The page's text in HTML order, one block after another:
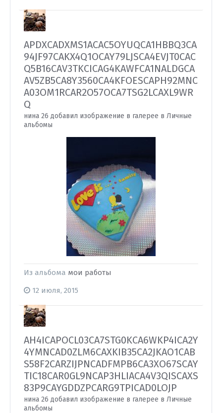
APDXCADXMS1ACAC5OYUQCA1HBBQ3CA
94JF97CAKX4Q1OCAY79LJSCA4EVJT0CAC
Q5B16CAV3TKCICAG4KAWFCA1NALDGCA
AV5ZB5CA8Y3560CA4KFOESCAPH92MNC
A03OM1RCAR2O57OCA7TSG2LCAXL9WR
Q
нина 26 добавил изображение в галерее в Личные
альбомы
Из альбома мои работы
12 июля, 2015
AH4ICAPOCL03CA7STG0KCA6WKP4ICA2Y
4YMNCAD0ZLM6CAXKIB35CA2JKAO1CAB
S58F2CARZIJPNCADFMPB6CA3XO67SCAY
TIC18CAR0GL9NCAP3HLIACA4V3QISCAXS
83P9CAYGDDZPCARG9TPICAD0LOJP
нина 26 добавил изображение в галерее в Личные
альбомы